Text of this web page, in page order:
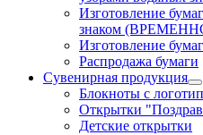
Изготовление
знаком
Изготовление
Распродажа бумаги
Сувенирная продукция
Блокноты с
Открытки
Детские открытки